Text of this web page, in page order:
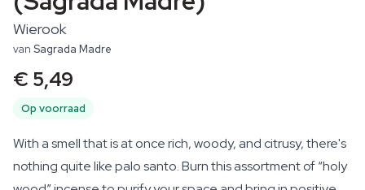
Wierook
van Sagrada Madre
€ 5,49
Op voorraad
With a smell that is at once rich, woody, and citrusy, there's
nothing quite like palo santo. Burn this assortment of “holy